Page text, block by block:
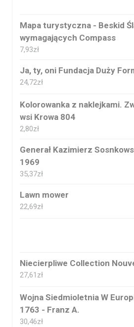
Mapa turystyczna - Beskid
wymagających Compass
7,93zł
Ja, ty, oni Fundacja Duży
24,72zł
Kolorowanka z naklejkami.
wsi Krowa 804
2,80zł
Generał Kazimierz
1969
35,37zł
Lawn mower
22,69zł
Niecierpliwe Collection
27,61 zł
Wojna Siedmioletnia W
1763 - Franz A.
30,46zł